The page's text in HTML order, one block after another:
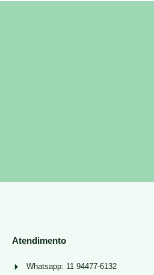
Atendimento
Whatsapp: 11 94477-6132